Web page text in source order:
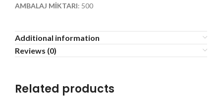
AMBALAJ MİKTARI: 500
Additional information
Reviews (0)
Related products